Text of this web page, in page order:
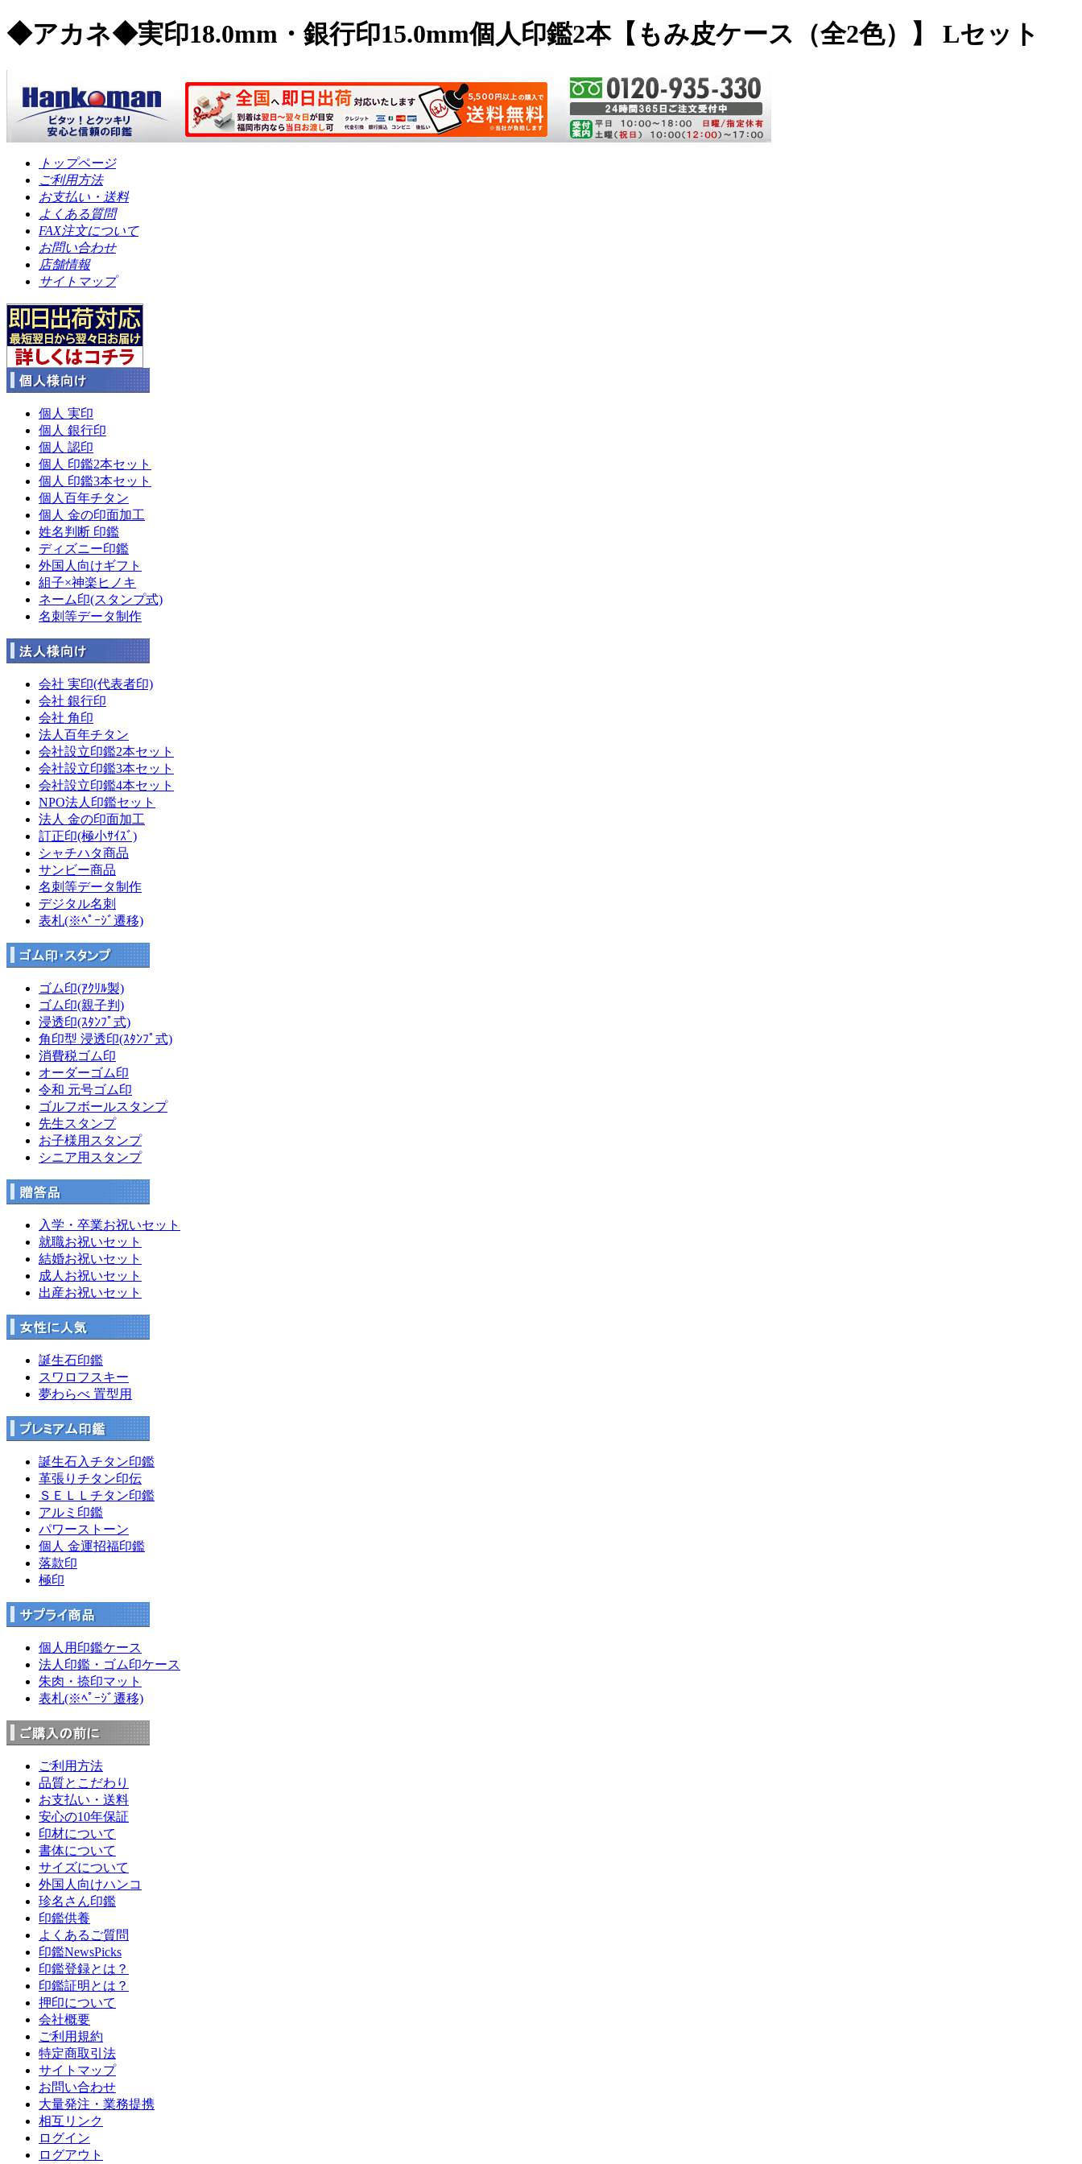
◆アカネ◆実印18.0mm・銀行印15.0mm個人印鑑2本【もみ皮ケース（全2色）】 Lセット
トップページ
ご利用方法
お支払い・送料
よくある質問
FAX注文について
お問い合わせ
店舗情報
サイトマップ
個人 実印
個人 銀行印
個人 認印
個人 印鑑2本セット
個人 印鑑3本セット
個人百年チタン
個人 金の印面加工
姓名判断 印鑑
ディズニー印鑑
外国人向けギフト
組子×神楽ヒノキ
ネーム印(スタンプ式)
名刺等データ制作
会社 実印(代表者印)
会社 銀行印
会社 角印
法人百年チタン
会社設立印鑑2本セット
会社設立印鑑3本セット
会社設立印鑑4本セット
NPO法人印鑑セット
法人 金の印面加工
訂正印(極小ｻｲｽﾞ)
シャチハタ商品
サンビー商品
名刺等データ制作
デジタル名刺
表札(※ﾍﾟｰｼﾞ遷移)
ゴム印(ｱｸﾘﾙ製)
ゴム印(親子判)
浸透印(ｽﾀﾝﾌﾟ式)
角印型 浸透印(ｽﾀﾝﾌﾟ式)
消費税ゴム印
オーダーゴム印
令和 元号ゴム印
ゴルフボールスタンプ
先生スタンプ
お子様用スタンプ
シニア用スタンプ
入学・卒業お祝いセット
就職お祝いセット
結婚お祝いセット
成人お祝いセット
出産お祝いセット
誕生石印鑑
スワロフスキー
夢わらべ 置型用
誕生石入チタン印鑑
革張りチタン印伝
ＳＥＬＬチタン印鑑
アルミ印鑑
パワーストーン
個人 金運招福印鑑
落款印
極印
個人用印鑑ケース
法人印鑑・ゴム印ケース
朱肉・捺印マット
表札(※ﾍﾟｰｼﾞ遷移)
ご利用方法
品質とこだわり
お支払い・送料
安心の10年保証
印材について
書体について
サイズについて
外国人向けハンコ
珍名さん印鑑
印鑑供養
よくあるご質問
印鑑NewsPicks
印鑑登録とは？
印鑑証明とは？
押印について
会社概要
ご利用規約
特定商取引法
サイトマップ
お問い合わせ
大量発注・業務提携
相互リンク
ログイン
ログアウト